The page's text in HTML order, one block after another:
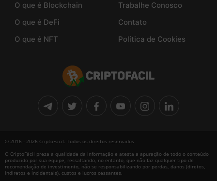
O que é Blockchain
O que é DeFi
O que é NFT
Trabalhe Conosco
Contato
Política de Cookies
© 2016 - 2026 CriptoFacil. Todos os direitos reservados
O CriptoFácil preza a qualidade da informação e atesta a apuração de todo o conteúdo
produzido por sua equipe, ressaltando, no entanto, que não faz qualquer tipo de
recomendação de investimento, não se responsabilizando por perdas, danos (diretos,
indiretos e incidentais), custos e lucros cessantes.